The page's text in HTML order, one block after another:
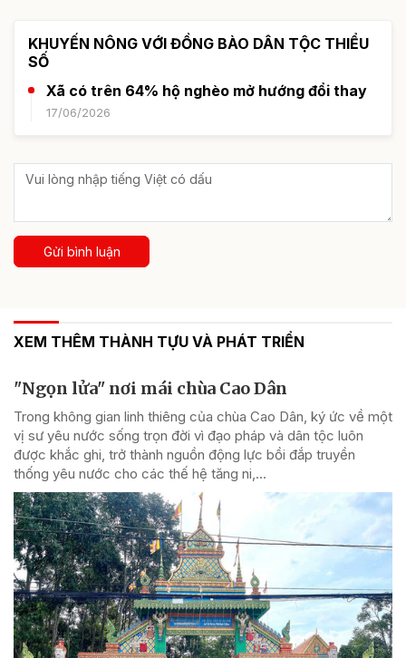
KHUYẾN NÔNG VỚI ĐỒNG BÀO DÂN TỘC THIỂU
SỐ
Xã có trên 64% hộ nghèo mở hướng đổi thay
17/06/2026
Gửi bình luận
XEM THÊM THÀNH TỰU VÀ PHÁT TRIỂN
"Ngọn lửa" nơi mái chùa Cao Dân
Trong không gian linh thiêng của chùa Cao Dân, ký ức về một
vị sư yêu nước sống trọn đời vì đạo pháp và dân tộc luôn
được khắc ghi, trở thành nguồn động lực bồi đắp truyền
thống yêu nước cho các thế hệ tăng ni,...